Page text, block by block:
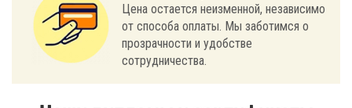
Цена остается неизменной, независимо
от способа оплаты. Мы заботимся о
прозрачности и удобстве
сотрудничества.